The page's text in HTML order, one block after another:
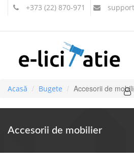
+373 (22) 870-971 support
Acasă Bugete Accesorii de
Accesorii de mobilier